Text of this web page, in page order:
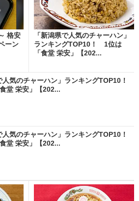
格安
ーン
「新潟県で人気のチャーハン」
ランキングTOP10！ 1位は
「食堂 栄安」【202...
人気のチャーハン」ランキングTOP10！
堂 栄安」【202...
人気のチャーハン」ランキングTOP10！
堂 栄安」【202...